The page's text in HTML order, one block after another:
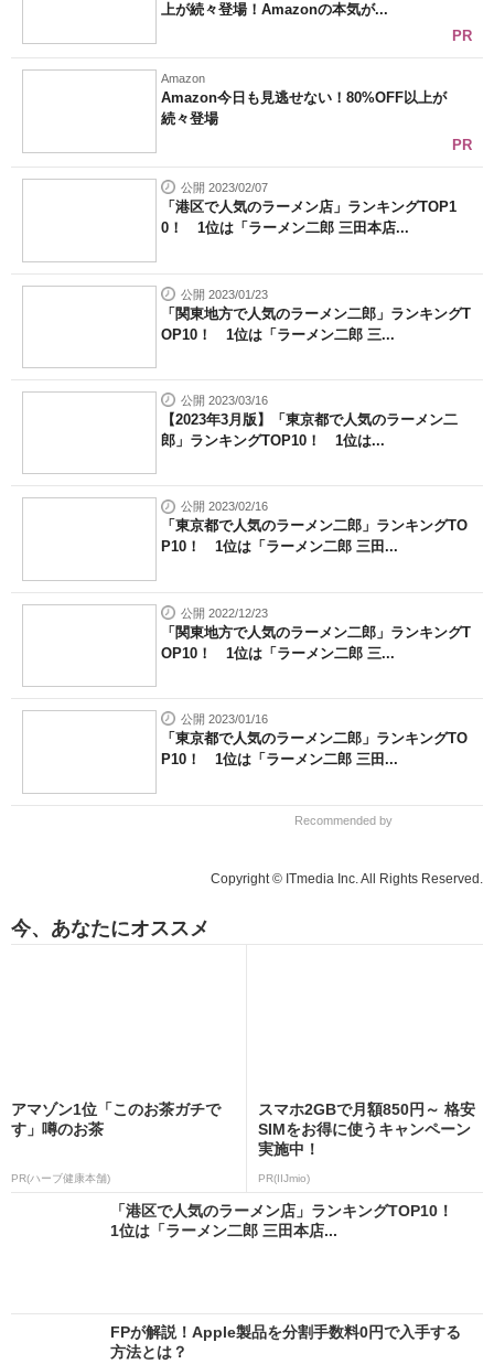
上が続々登場！Amazonの本気が...
PR
Amazon
Amazon今日も見逃せない！80%OFF以上が
続々登場
PR
公開 2023/02/07
「港区で人気のラーメン店」ランキングTOP1
0！ 1位は「ラーメン二郎 三田本店...
公開 2023/01/23
「関東地方で人気のラーメン二郎」ランキングT
OP10！ 1位は「ラーメン二郎 三...
公開 2023/03/16
【2023年3月版】「東京都で人気のラーメン二
郎」ランキングTOP10！ 1位は...
公開 2023/02/16
「東京都で人気のラーメン二郎」ランキングTO
P10！ 1位は「ラーメン二郎 三田...
公開 2022/12/23
「関東地方で人気のラーメン二郎」ランキングT
OP10！ 1位は「ラーメン二郎 三...
公開 2023/01/16
「東京都で人気のラーメン二郎」ランキングTO
P10！ 1位は「ラーメン二郎 三田...
Recommended by
Copyright © ITmedia Inc. All Rights Reserved.
今、あなたにオススメ
アマゾン1位「このお茶ガチで
す」噂のお茶
PR(ハーブ健康本舗)
スマホ2GBで月額850円～ 格安
SIMをお得に使うキャンペーン
実施中！
PR(IIJmio)
「港区で人気のラーメン店」ランキングTOP10！
1位は「ラーメン二郎 三田本店...
FPが解説！Apple製品を分割手数料0円で入手する
方法とは？